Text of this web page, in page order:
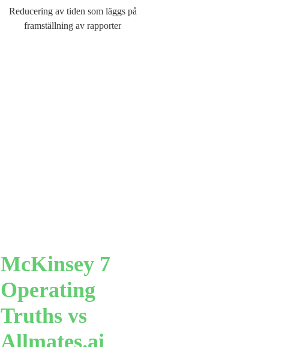
Reducering av tiden som läggs på
framställning av rapporter
McKinsey 7
Operating
Truths vs
Allmates.ai